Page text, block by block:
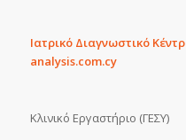
Ιατρικό Διαγνωστικό
analysis.com.cy
Κλινικό Εργαστήριο (ΓΕΣΥ)